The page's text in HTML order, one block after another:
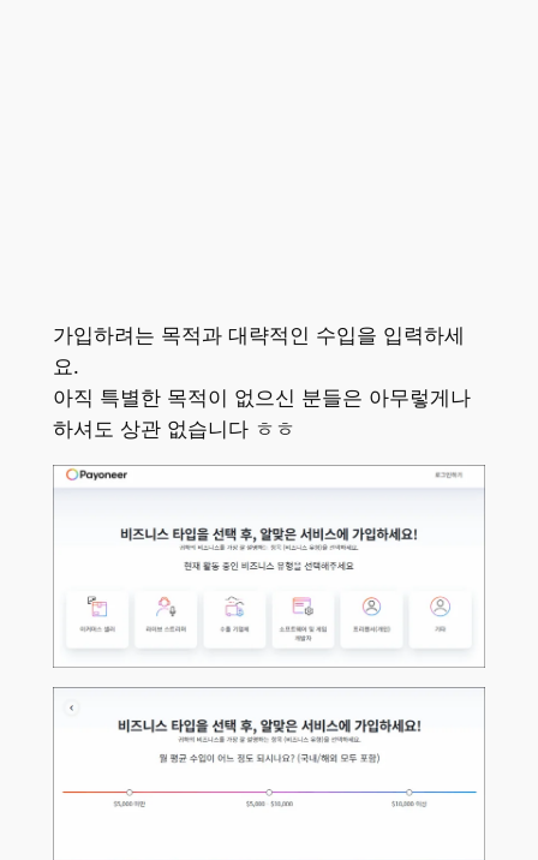
가입하려는 목적과 대략적인 수입을 입력하세
요.
아직 특별한 목적이 없으신 분들은 아무렇게나
하셔도 상관 없습니다 ㅎㅎ